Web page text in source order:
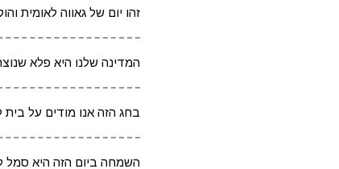
זהו יום של גאווה לאומית
המדינה שלנו היא פלא
בחג הזה אנו מודים על בית
השמחה ביום הזה היא סמל